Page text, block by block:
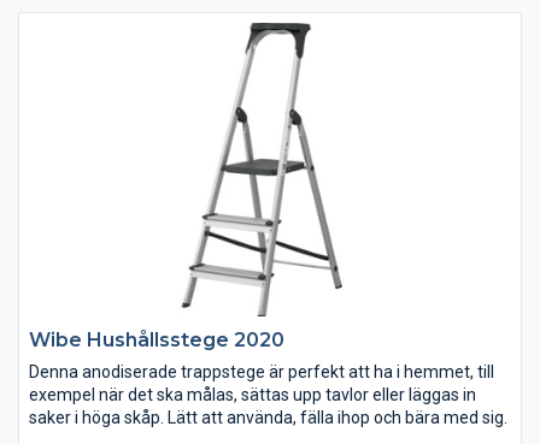
längd. Klicka på underhållsstegen för att göra ditt köp idag. Vill
du ha en fast takstege i aluminium för sotaren så är vår
Takstege Aluminium ifrån Wibe Ladders ett bra val. Denna
takstege är fullt godkänd för sotning upp till en fasadhöjd på 4
Wibe Hushållsstege 2020
Denna anodiserade trappstege är perfekt att ha i hemmet, till
exempel när det ska målas, sättas upp tavlor eller läggas in
saker i höga skåp. Lätt att använda, fälla ihop och bära med sig.